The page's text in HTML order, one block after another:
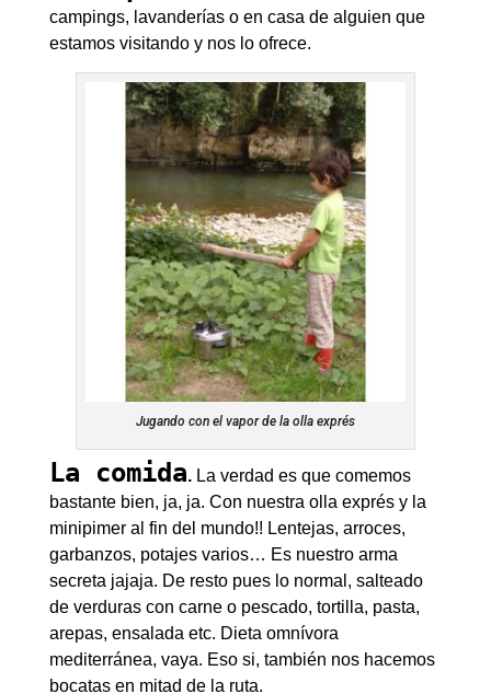
campings, lavanderías o en casa de alguien que
estamos visitando y nos lo ofrece.
Jugando con el vapor de la olla exprés
La comida.La verdad es que comemos
bastante bien, ja, ja. Con nuestra olla exprés y la
minipimer al fin del mundo!! Lentejas, arroces,
garbanzos, potajes varios… Es nuestro arma
secreta jajaja. De resto pues lo normal, salteado
de verduras con carne o pescado, tortilla, pasta,
arepas, ensalada etc. Dieta omnívora
mediterránea, vaya. Eso si, también nos hacemos
bocatas en mitad de la ruta.